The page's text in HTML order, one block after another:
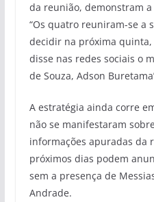
da reunião, demonstram
“Os quatro reuniram-se a
decidir na próxima quinta,
disse nas redes sociais o
de Souza, Adson
A estratégia ainda corre
não se manifestaram
informações apuradas da
próximos dias podem
sem a presença de
Andrade.